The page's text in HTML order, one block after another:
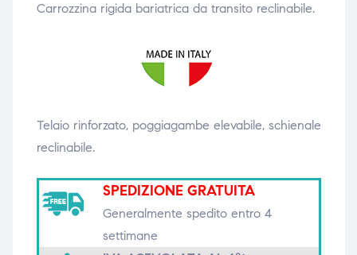
Carrozzina rigida bariatrica da transito reclinabile.
Telaio rinforzato, poggiagambe elevabile, schienale
reclinabile.
SPEDIZIONE GRATUITA
Generalmente spedito entro 4
settimane